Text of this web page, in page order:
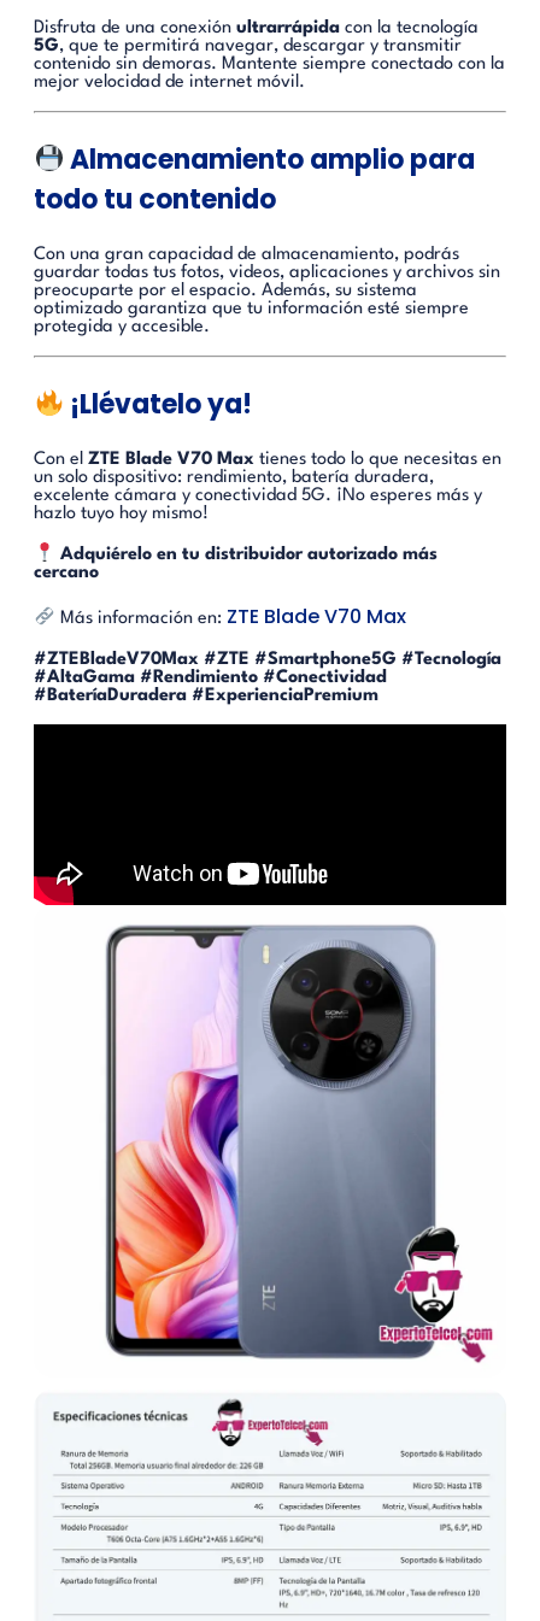
Disfruta de una conexión ultrarrápida con la tecnología
5G, que te permitirá navegar, descargar y transmitir
contenido sin demoras. Mantente siempre conectado con la
mejor velocidad de internet móvil.
Almacenamiento amplio para
todo tu contenido
Con una gran capacidad de almacenamiento, podrás
guardar todas tus fotos, videos, aplicaciones y archivos sin
preocuparte por el espacio. Además, su sistema
optimizado garantiza que tu información esté siempre
protegida y accesible.
¡Llévatelo ya!
Con el ZTE Blade V70 Max tienes todo lo que necesitas en
un solo dispositivo: rendimiento, batería duradera,
excelente cámara y conectividad 5G. ¡No esperes más y
hazlo tuyo hoy mismo!
Adquiérelo en tu distribuidor autorizado más
cercano
Más información en: ZTE Blade V70 Max
#ZTEBladeV70Max #ZTE #Smartphone5G #Tecnología
#AltaGama #Rendimiento #Conectividad
#BateríaDuradera #ExperienciaPremium